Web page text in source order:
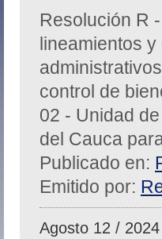
Resolución R
lineamientos
control de
02 - Unidad
del Cauca
Publicado en:
Emitido por:
Agosto 12 / 2024